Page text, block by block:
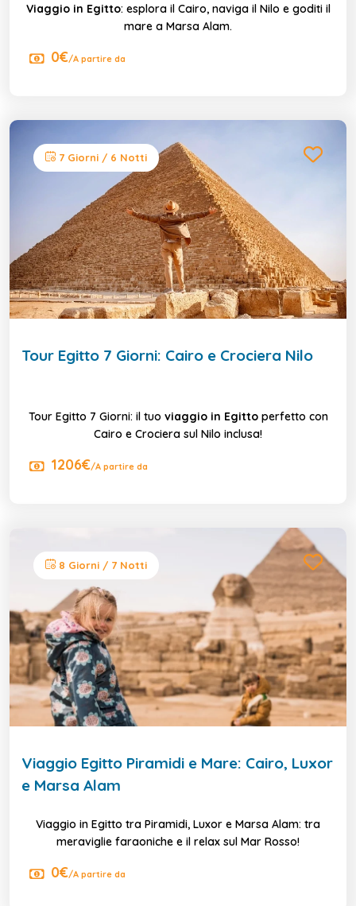
Viaggio in Egitto: esplora il Cairo, naviga il Nilo e goditi il
mare a Marsa Alam.
0€/A partire da
7 Giorni / 6 Notti
Tour Egitto 7 Giorni: Cairo e Crociera Nilo
Tour Egitto 7 Giorni: il tuo viaggio in Egittoperfetto con
Cairo e Crociera sul Nilo inclusa!
1206€/A partire da
8 Giorni / 7 Notti
Viaggio Egitto Piramidi e Mare: Cairo, Luxor
e Marsa Alam
Viaggio in Egitto tra Piramidi, Luxor e Marsa Alam: tra
meraviglie faraoniche e il relax sul Mar Rosso!
0€/A partire da